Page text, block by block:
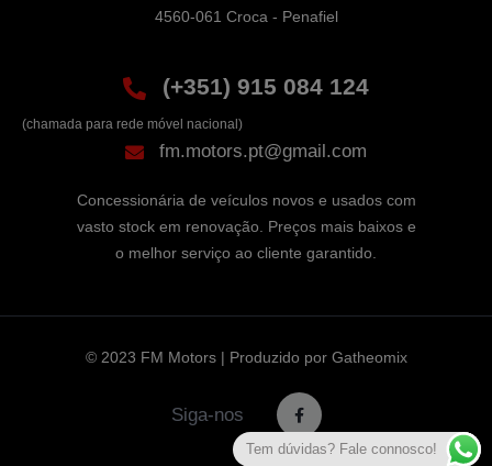
4560-061 Croca - Penafiel
(+351) 915 084 124
(chamada para rede móvel nacional)
fm.motors.pt@gmail.com
Concessionária de veículos novos e usados com
vasto stock em renovação. Preços mais baixos e
o melhor serviço ao cliente garantido.
© 2023 FM Motors | Produzido por Gatheomix
Siga-nos
Tem dúvidas? Fale connosco!